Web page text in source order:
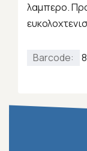
λαμπερο.
Barcode: